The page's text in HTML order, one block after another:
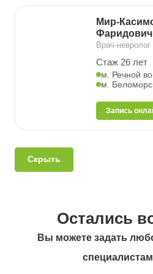
Мир-
Фаридович
Врач-невролог
Стаж 26 лет
м. Речной
м.
Запись
Скрыть
Остались
Вы можете задать